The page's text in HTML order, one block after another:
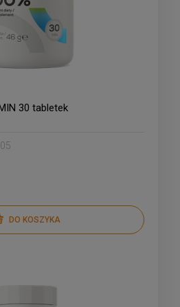
30 tabletek
DO KOSZYKA